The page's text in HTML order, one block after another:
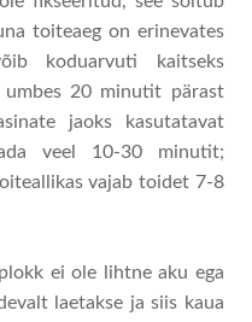
toiteaeg on erinevates
koduarvuti kaitseks
20 minutit pärast
jaoks kasutatavat
veel 10-30 minutit;
vajab toidet 7-8
ei ole lihtne aku ega
laetakse ja siis kaua